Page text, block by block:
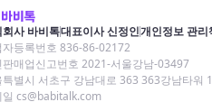
회사 바비톡대표이사 신정인개인정보 관리
자등록번호 836-86-02172
판매업신고번호 2021-서울강남-03497
특별시 서초구 강남대로 363 363강남타워
일 cs@babitalk.com